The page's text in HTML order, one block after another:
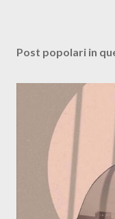
Post popolari in